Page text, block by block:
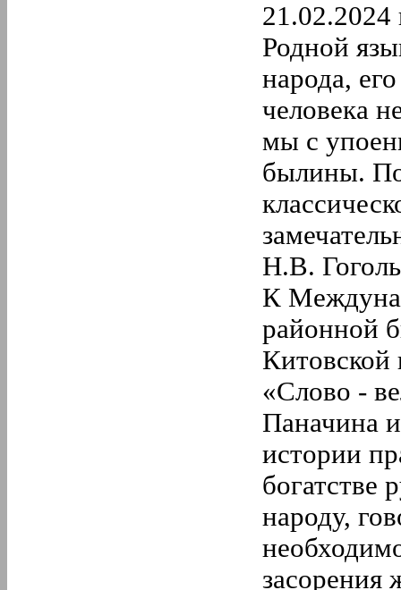
21.02.2024
Родной
народа,
человека
мы с
былины.
Н.В.
К
районной
Китовской
«Слово -
Паначина
истории
богатстве
народу,
засорения